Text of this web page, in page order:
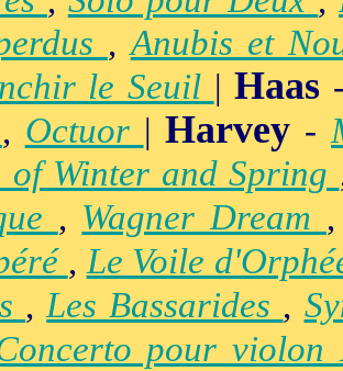
,Anubis et
le Seuil |Haas
, Octuor |Harvey -
of Winter and Spring
, Wagner Dream
,Le Voile
,Les Bassarides ,
pour